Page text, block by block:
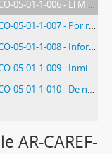
Anunció que (…) en Marcha un Vasto Programa de Inmi(…)
de Chile se interesa organismo de las Naciones Unidas
sobre la situación de los refugiados chilenos
1-009 - Inmigración clandestina
a mayo, casi 45.000 chilenos pidieron la radicación
AR-CAREF-